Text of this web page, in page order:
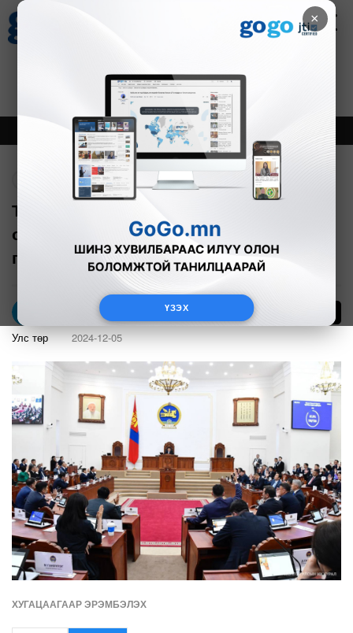
×
ҮЗЭХ
Зурхай
8.08
Онцлох Шинэ
Төсвийн тухай хуульд өөрчлөлт
оруулахыг ЯАРАЛТАЙ хэлэлцэхийг
гишүүд дэмжлээ
Улс төр 2024-12-05
ХУГАЦААГААР ЭРЭМБЭЛЭХ